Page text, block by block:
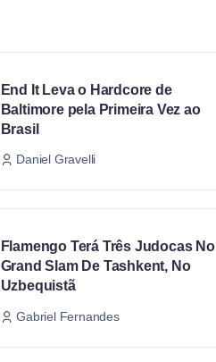
End It Leva o Hardcore de
Baltimore pela Primeira Vez ao
Brasil
Daniel Gravelli
Flamengo Terá Três Judocas No
Grand Slam De Tashkent, No
Uzbequistã
Gabriel Fernandes